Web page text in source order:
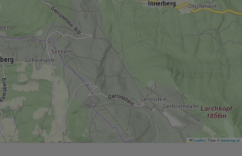
Leaflet| Tiles ©basemap.at